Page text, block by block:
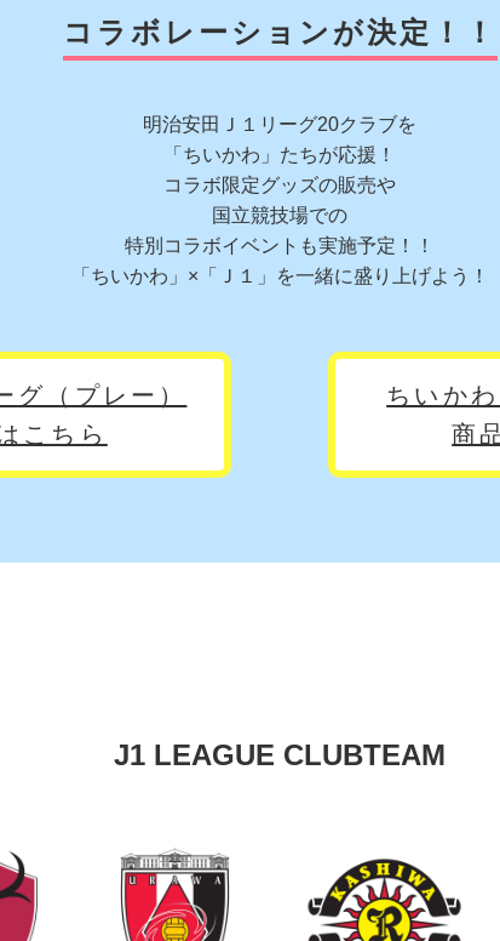
コラボレーションが決定！！
明治安田Ｊ１リーグ20クラブを
「ちいかわ」たちが応援！
コラボ限定グッズの販売や
国立競技場での
特別コラボイベントも実施予定！！
「ちいかわ」×「Ｊ１」を一緒に盛り上げよう！
グ（プレー）
こちら
ちいか
商
J1 LEAGUE CLUBTEAM